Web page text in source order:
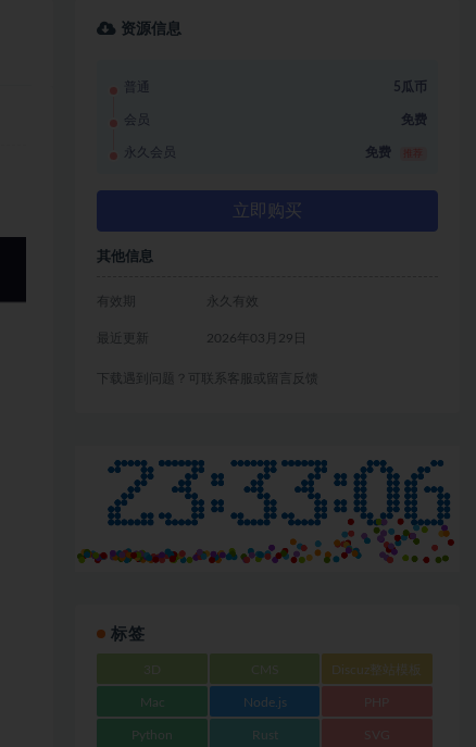
资源信息
普通 5瓜币
会员 免费
永久会员 免费
立即购买
其他信息
有效期 永久有效
最近更新 2026年03月29日
下载遇到问题？可联系客服或留言反馈
标签
CMS Discuz整站模板
Mac Node.js
Python Rust